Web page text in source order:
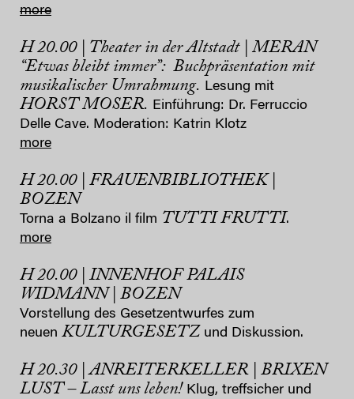
more
H 20.00 | Theater in der Altstadt | MERAN
“Etwas bleibt immer”: Buchpräsentation mit
musikalischer Umrahmung. Lesung mit
HORST MOSER. Einführung: Dr. Ferruccio
Delle Cave. Moderation: Katrin Klotz
more
H 20.00 | FRAUENBIBLIOTHEK |
BOZEN
Torna a Bolzano il film TUTTI FRUTTI.
more
H 20.00 | INNENHOF PALAIS
WIDMANN | BOZEN
Vorstellung des Gesetzentwurfes zum
neuen KULTURGESETZ und Diskussion.
H 20.30 | ANREITERKELLER | BRIXEN
LUST – Lasst uns leben! Klug, treffsicher und